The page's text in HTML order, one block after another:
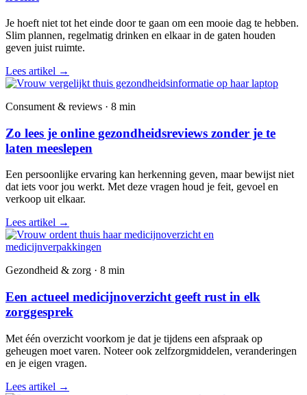
Je hoeft niet tot het einde door te gaan om een mooie dag te hebben.
Slim plannen, regelmatig drinken en elkaar in de gaten houden
geven juist ruimte.
Lees artikel →
Consument & reviews · 8 min
Zo lees je online gezondheidsreviews zonder je te
laten meeslepen
Een persoonlijke ervaring kan herkenning geven, maar bewijst niet
dat iets voor jou werkt. Met deze vragen houd je feit, gevoel en
verkoop uit elkaar.
Lees artikel →
Gezondheid & zorg · 8 min
Een actueel medicijnoverzicht geeft rust in elk
zorggesprek
Met één overzicht voorkom je dat je tijdens een afspraak op
geheugen moet varen. Noteer ook zelfzorgmiddelen, veranderingen
en je eigen vragen.
Lees artikel →